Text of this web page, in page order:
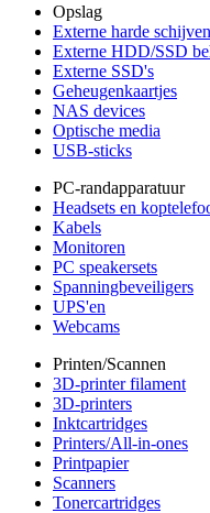
Opslag
Externe harde schijven
Externe HDD/SSD
Externe SSD's
Geheugenkaartjes
NAS devices
Optische media
USB-sticks
PC-randapparatuur
Headsets en
Kabels
Monitoren
PC speakersets
Spanningbeveiligers
UPS'en
Webcams
Printen/Scannen
3D-printer filament
3D-printers
Inktcartridges
Printers/All-in-ones
Printpapier
Scanners
Tonercartridges